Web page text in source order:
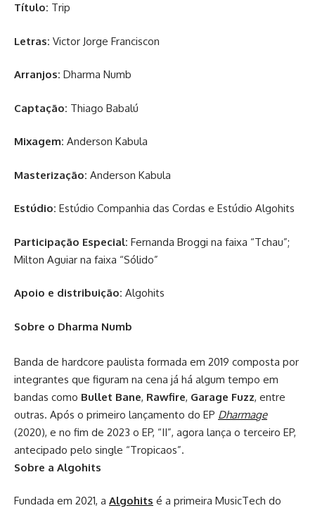
Título: Trip
Letras: Victor Jorge Franciscon
Arranjos: Dharma Numb
Captação: Thiago Babalú
Mixagem: Anderson Kabula
Masterização: Anderson Kabula
Estúdio: Estúdio Companhia das Cordas e Estúdio Algohits
Participação Especial: Fernanda Broggi na faixa “Tchau”;
Milton Aguiar na faixa “Sólido”
Apoio e distribuição: Algohits
Sobre o Dharma Numb
Banda de hardcore paulista formada em 2019 composta por
integrantes que figuram na cena já há algum tempo em
bandas como Bullet Bane, Rawfire, Garage Fuzz, entre
outras. Após o primeiro lançamento do EP Dharmage
(2020), e no fim de 2023 o EP, “II”, agora lança o terceiro EP,
antecipado pelo single “Tropicaos”.
Sobre a Algohits
Fundada em 2021, a Algohits é a primeira MusicTech do